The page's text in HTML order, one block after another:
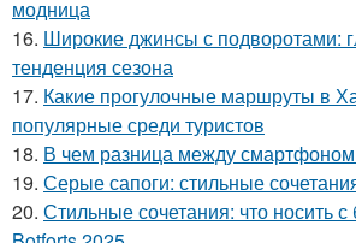
модница
16. Широкие джинсы с подворотами:
тенденция сезона
17. Какие прогулочные маршруты в
популярные среди туристов
18. В чем разница между
19. Серые сапоги: стильные
20. Стильные сочетания: что носить